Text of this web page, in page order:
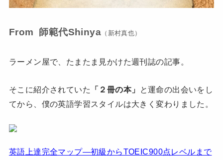
From 師範代Shinya （新村真也）
ラーメン屋で、たまたま見かけた週刊誌の記事。
そこに紹介されていた 「２冊の本」
と運命の出会いをし
てから、僕の英語学習スタイルは大きく変わりました。
英語上達完全マップ―初級からTOEIC900点レベルまで